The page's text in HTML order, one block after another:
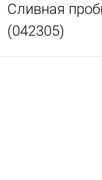
Сливная
(042305)